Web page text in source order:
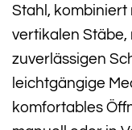
Stahl,
vertikalen Stäbe,
zuverlässigen
leichtgängige
komfortables